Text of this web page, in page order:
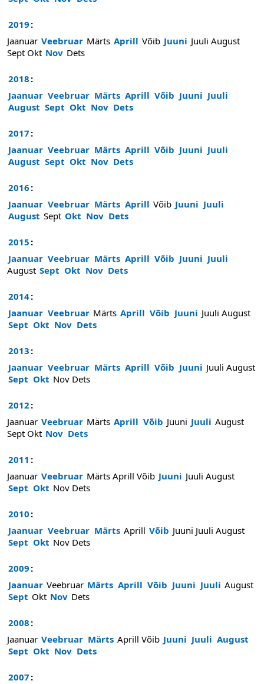
2019 :
Jaanuar Veebruar Märts Aprill Võib Juuni Juuli August
Sept Okt Nov Dets
2018 :
Jaanuar Veebruar Märts Aprill Võib Juuni Juuli
August Sept Okt Nov Dets
2017 :
Jaanuar Veebruar Märts Aprill Võib Juuni Juuli
August Sept Okt Nov Dets
2016 :
Jaanuar Veebruar Märts Aprill Võib Juuni Juuli
August Sept Okt Nov Dets
2015 :
Jaanuar Veebruar Märts Aprill Võib Juuni Juuli
August Sept Okt Nov Dets
2014:
Jaanuar Veebruar Märts Aprill Võib Juuni Juuli August
Sept Okt Nov Dets
2013 :
Jaanuar Veebruar Märts Aprill Võib Juuni Juuli August
Sept Okt Nov Dets
2012 :
Jaanuar Veebruar Märts Aprill Võib Juuni Juuli August
Sept Okt Nov Dets
2011 :
Jaanuar Veebruar Märts Aprill Võib Juuni Juuli August
Sept Okt Nov Dets
2010 :
Jaanuar Veebruar Märts Aprill Võib Juuni Juuli August
Sept Okt Nov Dets
2009 :
Jaanuar Veebruar Märts Aprill Võib Juuni Juuli August
Sept Okt Nov Dets
2008 :
Jaanuar Veebruar Märts Aprill Võib Juuni Juuli August
Sept Okt Nov Dets
2007 :